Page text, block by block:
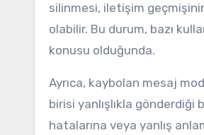
silinmesi, iletişim
olabilir. Bu durum, bazı
konusu olduğunda.
Ayrıca, kaybolan mesaj
birisi yanlışlıkla gönderdiği
hatalarına veya yanlış